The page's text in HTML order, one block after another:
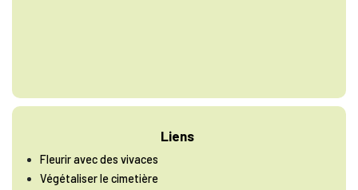
Liens
Fleurir avec des vivaces
Végétaliser le cimetière